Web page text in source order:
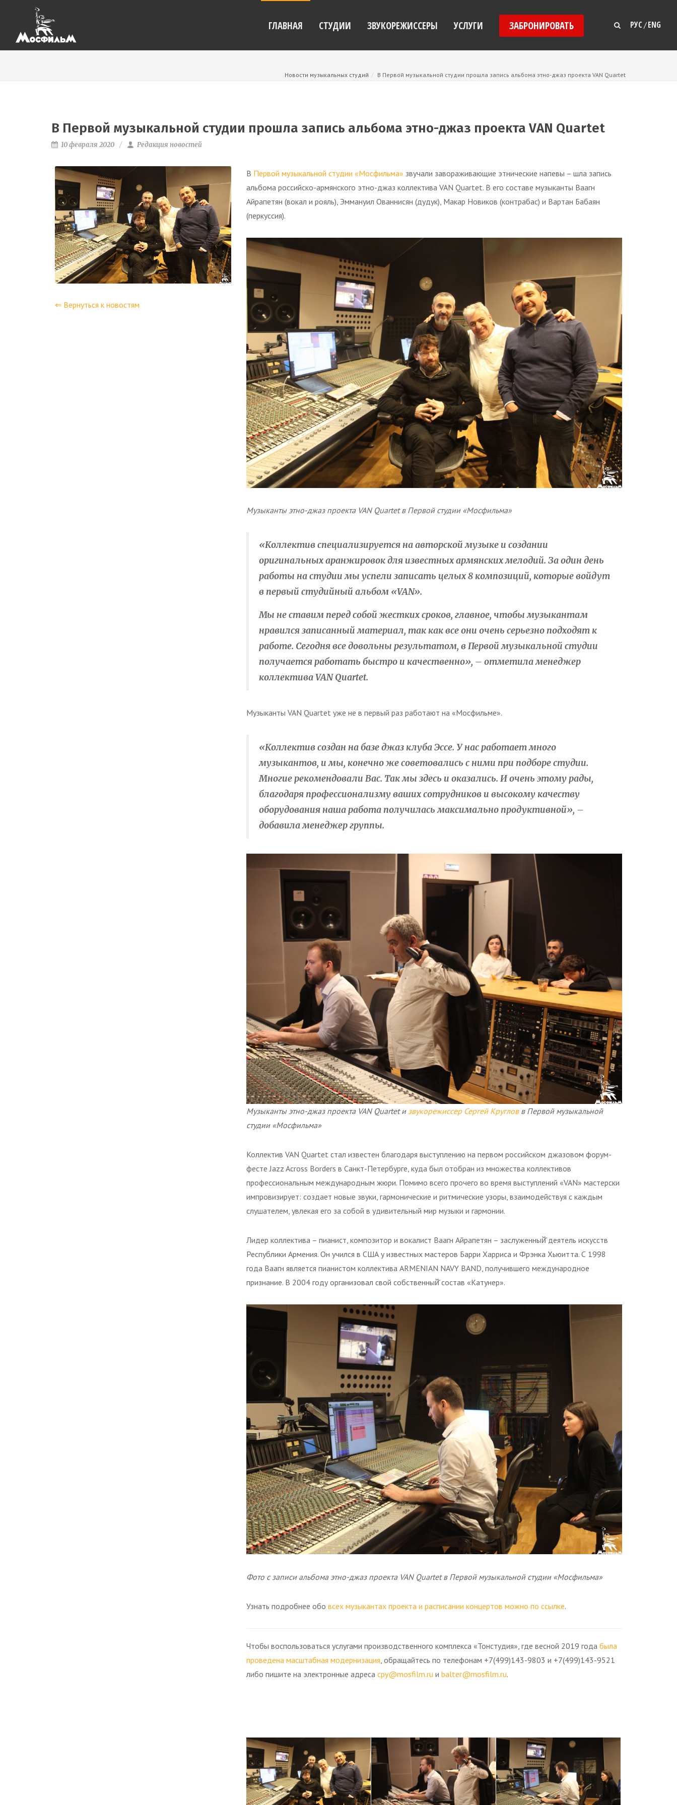
ГЛАВНАЯ СТУДИИ ЗВУКОРЕЖИССЕРЫ УСЛУГИ ЗАБРОНИРОВАТЬ РУС /ENG
Новости музыкальных студий В Первой музыкальной студии прошла запись альбома этно-джаз проекта VAN Quartet
В Первой музыкальной студии прошла запись альбома этно-джаз проекта VAN Quartet
10 февраля 2020 Редакция новостей
⇐ Вернуться к новостям
В Первой музыкальной студии «Мосфильма» звучали завораживающие этнические напевы – шла запись
альбома российско-армянского этно-джаз коллектива VAN Quartet. В его составе музыканты Ваагн
Айрапетян (вокал и рояль), Эммануил Ованнисян (дудук), Макар Новиков (контрабас) и Вартан Бабаян
(перкуссия).
Музыканты этно-джаз проекта VAN Quartet в Первой студии «Мосфильма»
«Коллектив специализируется на авторской музыке и создании
оригинальных аранжировок для известных армянских мелодий. За один день
работы на студии мы успели записать целых 8 композиций, которые войдут
в первый студийный альбом «VAN».
Мы не ставим перед собой жестких сроков, главное, чтобы музыкантам
нравился записанный материал, так как все они очень серьезно подходят к
работе. Сегодня все довольны результатом, в Первой музыкальной студии
получается работать быстро и качественно», – отметила менеджер
коллектива VAN Quartet.
Музыканты VAN Quartet уже не в первый раз работают на «Мосфильме».
«Коллектив создан на базе джаз клуба Эссе. У нас работает много
музыкантов, и мы, конечно же советовались с ними при подборе студии.
Многие рекомендовали Вас. Так мы здесь и оказались. И очень этому рады,
благодаря профессионализму ваших сотрудников и высокому качеству
оборудования наша работа получилась максимально продуктивной», –
добавила менеджер группы.
Музыканты этно-джаз проекта VAN Quartet и звукорежиссер Сергей Кругловв Первой музыкальной
студии «Мосфильма»
Коллектив VAN Quartet стал известен благодаря выступлению на первом российском джазовом форум-
фесте Jazz Across Borders в Санкт-Петербурге, куда был отобран из множества коллективов
профессиональным международным жюри. Помимо всего прочего во время выступлений «VAN» мастерски
импровизирует: создает новые звуки, гармонические и ритмические узоры, взаимодействуя с каждым
слушателем, увлекая его за собой в удивительный мир музыки и гармонии.
Лидер коллектива – пианист, композитор и вокалист Ваагн Айрапетян – заслуженный̆ деятель искусств
Республики Армения. Он учился в США у известных мастеров Барри Харриса и Фрэнка Хьюитта. С 1998
года Ваагн является пианистом коллектива ARMENIAN NAVY BAND, получившего международное
признание. В 2004 году организовал свой собственный̆ состав «Катунер».
Фото с записи альбома этно-джаз проекта VAN Quartet в Первой музыкальной студии «Мосфильма»
Узнать подробнее обо всех музыкантах проекта и расписании концертов можно по ссылке.
Чтобы воспользоваться услугами производственного комплекса «Тонстудия», где весной 2019 года была
проведена масштабная модернизация , обращайтесь по телефонам +7(499)143-9803 и +7(499)143-9521
либо пишите на электронные адреса cpy@mosfilm.ru и balter@mosfilm.ru.